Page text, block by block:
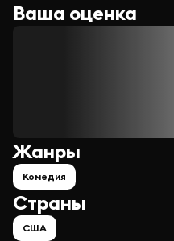
Ваша оценка
Страны
США
Жанры
Комедия